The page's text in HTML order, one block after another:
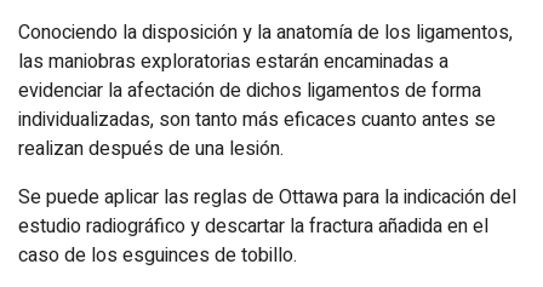
Conociendo la disposición y la anatomía de los ligamentos,
las maniobras exploratorias estarán encaminadas a
evidenciar la afectación de dichos ligamentos de forma
individualizadas, son tanto más eficaces cuanto antes se
realizan después de una lesión.
Se puede aplicar las reglas de Ottawa para la indicación del
estudio radiográfico y descartar la fractura añadida en el
caso de los esguinces de tobillo.